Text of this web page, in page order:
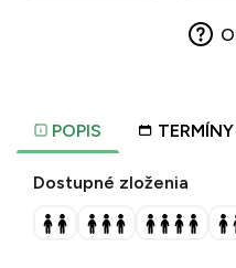
POPIS TERMÍNY
Dostupné zloženia